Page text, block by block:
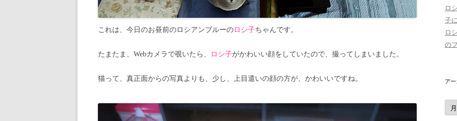
これは、今日のお昼前のロシアンブルーのロシ子ちゃんです。
たまたま、Webカメラで覗いたら、 ロシ子がかわいい顔をしていたので、撮ってしまいました。
猫って、真正面からの写真よりも、少し、上目遣いの顔の方が、かわいいですね。
ロ
子
ロ
の
ア
ア
ー
カ